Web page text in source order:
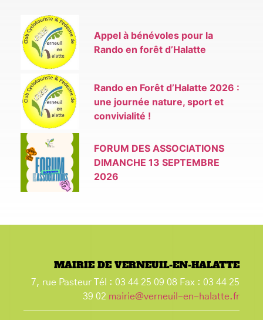
Appel à bénévoles pour la
Rando en forêt d’Halatte
Rando en Forêt d’Halatte 2026 :
une journée nature, sport et
convivialité !
FORUM DES ASSOCIATIONS
DIMANCHE 13 SEPTEMBRE
2026
MAIRIE DE VERNEUIL-EN-HALATTE
7, rue Pasteur Tél : 03 44 25 09 08 Fax : 03 44 25
39 02 mairie@verneuil-en-halatte.fr